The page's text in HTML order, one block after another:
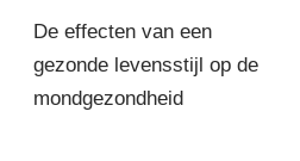
De effecten van een
gezonde levensstijl op de
mondgezondheid